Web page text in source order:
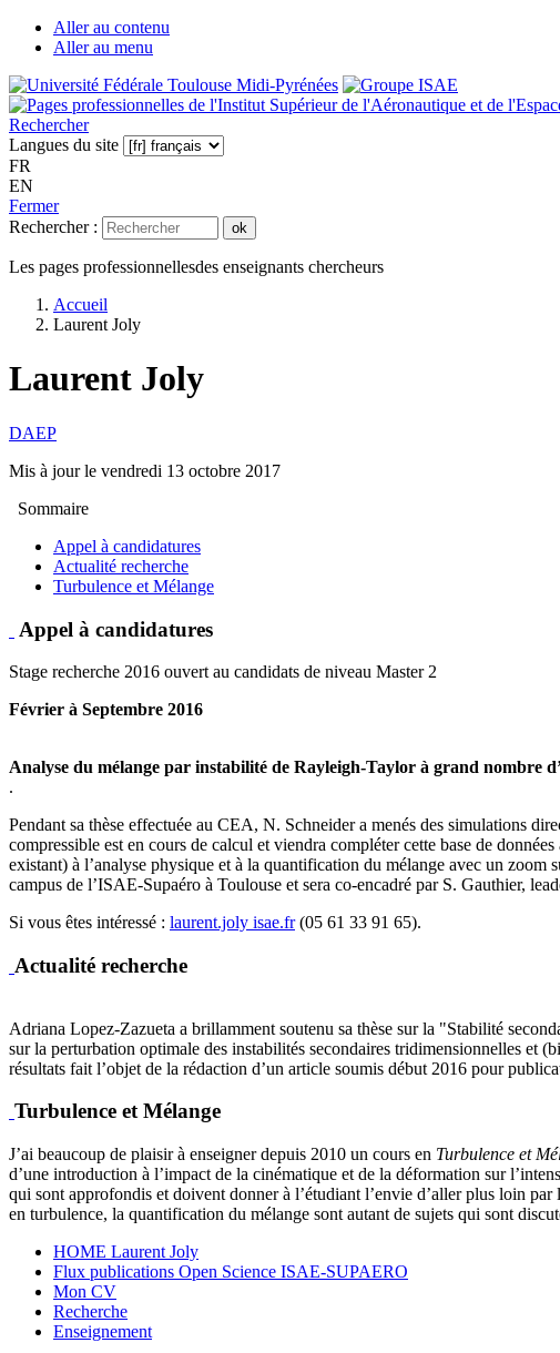
Aller au contenu
Aller au menu
Rechercher
Langues du site
FR
EN
Fermer
Rechercher :
ok
Les pages professionnellesdes enseignants chercheurs
Accueil
Laurent Joly
Laurent Joly
DAEP
Mis à jour le vendredi 13 octobre 2017
Sommaire
Appel à candidatures
Actualité recherche
Turbulence et Mélange
Appel à candidatures
Stage recherche 2016 ouvert au candidats de niveau Master 2
Février à Septembre 2016
Analyse du mélange par instabilité de Rayleigh-Taylor à grand nombre
.
Pendant sa thèse effectuée au CEA, N. Schneider a menés des simulations
compressible est en cours de calcul et viendra compléter cette base de
existant) à l’analyse physique et à la quantification du mélange avec un
campus de l’ISAE-Supaéro à Toulouse et sera co-encadré par S. Gauthier,
Si vous êtes intéressé : laurent.joly isae.fr(05 61 33 91 65).
Actualité recherche
Adriana Lopez-Zazueta a brillamment soutenu sa thèse sur la "Stabilité
sur la perturbation optimale des instabilités secondaires tridimensionnelles et
résultats fait l’objet de la rédaction d’un article soumis début 2016 pour
Turbulence et Mélange
J’ai beaucoup de plaisir à enseigner depuis 2010 un cours en Turbulence et
d’une introduction à l’impact de la cinématique et de la déformation sur
qui sont approfondis et doivent donner à l’étudiant l’envie d’aller plus loin
en turbulence, la quantification du mélange sont autant de sujets qui sont
HOME Laurent Joly
Flux publications Open Science ISAE-SUPAERO
Mon CV
Recherche
Enseignement